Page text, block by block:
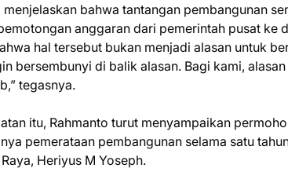
menjelaskan bahwa tantangan pembangunan
anggaran dari pemerintah pusat ke
hal tersebut bukan menjadi alasan untuk
bersembunyi di balik alasan. Bagi kami,
tegasnya.
itu, Rahmanto turut menyampaikan
pemerataan pembangunan selama satu
Heriyus M Yoseph.